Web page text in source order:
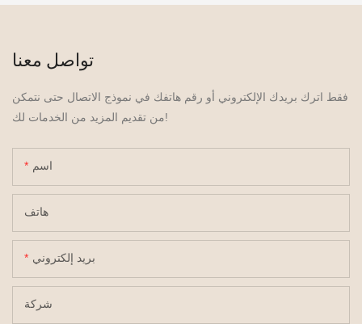
تواصل معنا
فقط اترك بريدك الإلكتروني أو رقم هاتفك في نموذج الاتصال حتى نتمكن
من تقديم المزيد من الخدمات لك!
اسم
هاتف
بريد إلكتروني
شركة